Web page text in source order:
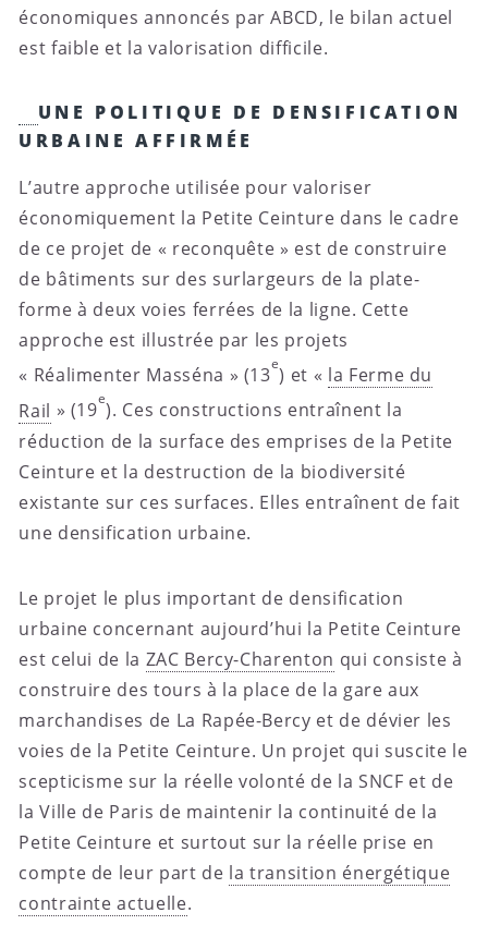
économiques annoncés par ABCD, le bilan actuel
est faible et la valorisation difficile.
UNE POLITIQUE DE DENSIFICATION
URBAINE AFFIRMÉE
L’autre approche utilisée pour valoriser
économiquement la Petite Ceinture dans le cadre
de ce projet de « reconquête » est de construire
de bâtiments sur des surlargeurs de la plate-
forme à deux voies ferrées de la ligne. Cette
approche est illustrée par les projets
« Réalimenter Masséna » (13
e
) et « la Ferme du
Rail » (19
e
). Ces constructions entraînent la
réduction de la surface des emprises de la Petite
Ceinture et la destruction de la biodiversité
existante sur ces surfaces. Elles entraînent de fait
une densification urbaine.
Le projet le plus important de densification
urbaine concernant aujourd’hui la Petite Ceinture
est celui de la ZAC Bercy-Charenton qui consiste à
construire des tours à la place de la gare aux
marchandises de La Rapée-Bercy et de dévier les
voies de la Petite Ceinture. Un projet qui suscite le
scepticisme sur la réelle volonté de la SNCF et de
la Ville de Paris de maintenir la continuité de la
Petite Ceinture et surtout sur la réelle prise en
compte de leur part de la transition énergétique
contrainte actuelle.